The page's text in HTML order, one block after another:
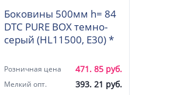
Боковины 500мм h= 84
DTC PURE BOX темно-
серый (HL11500, E30) *
Розничная цена 471. 85 руб.
Мелкий опт. 393. 21 руб.